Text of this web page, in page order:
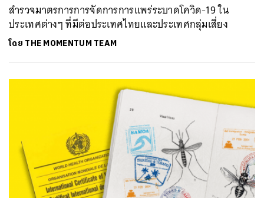
สำรวจมาตรการการจัดการการแพร่ระบาดโควิด-19 ใน
ประเทศต่างๆ ที่มีต่อประเทศไทยและประเทศกลุ่มเสี่ยง
โดย THE MOMENTUM TEAM